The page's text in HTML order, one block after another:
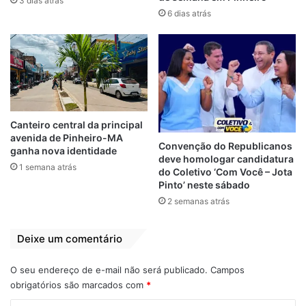
para alinhar detalhes e definir ações
concretas para o evento e futuras parcerias.
André da Ralpnet carnaval 2025
Cultura Evangélicos Pinheiro
Prefeito Retiro
6 dias atrás
Canteiro central da principal
avenida de Pinheiro-MA
ganha nova identidade
1 semana atrás
Convenção do Republicanos
deve homologar candidatura
do Coletivo ‘Com Você – Jota
Pinto’ neste sábado
2 semanas atrás
Deixe um comentário
O seu endereço de e-mail não será publicado. Campos
obrigatórios são marcados com *